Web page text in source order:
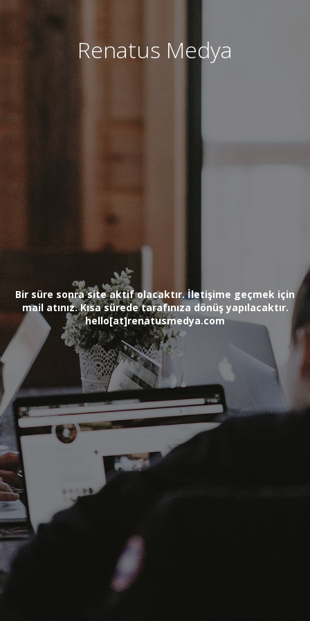
Renatus Medya
Bir süre sonra site aktif olacaktır. İletişime geçmek için
mail atınız. Kısa sürede tarafınıza dönüş yapılacaktır.
hello[at]renatusmedya.com